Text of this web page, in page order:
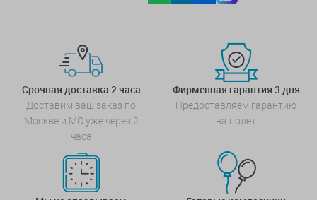
Срочная доставка 2 часа
Доставим ваш заказ по
Москве и МО уже через 2
часа
Фирменная гарантия 3 дня
Предоставляем гарантию
на полет